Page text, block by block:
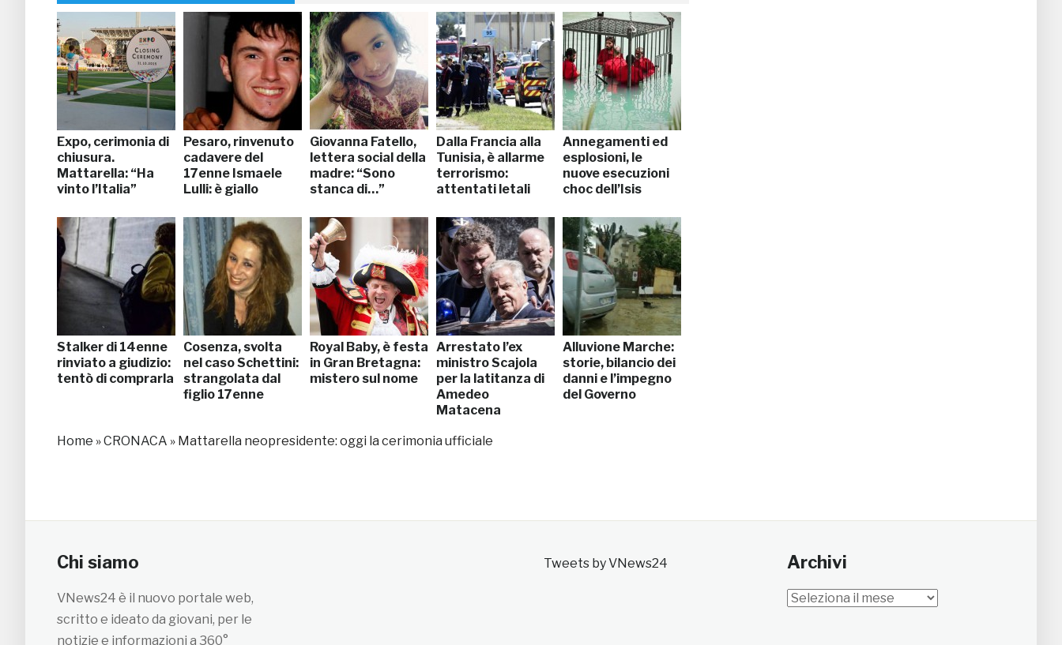
Expo, cerimonia di
chiusura.
Mattarella: “Ha
vinto l’Italia”
Pesaro, rinvenuto
cadavere del
17enne Ismaele
Lulli: è giallo
Giovanna Fatello,
lettera social della
madre: “Sono
stanca di…”
Dalla Francia alla
Tunisia, è allarme
terrorismo:
attentati letali
Annegamenti ed
esplosioni, le
nuove esecuzioni
choc dell’Isis
Stalker di 14enne
rinviato a giudizio:
tentò di comprarla
Cosenza, svolta
nel caso Schettini:
strangolata dal
figlio 17enne
Royal Baby, è festa
in Gran Bretagna:
mistero sul nome
Arrestato l’ex
ministro Scajola
per la latitanza di
Amedeo
Matacena
Alluvione Marche:
storie, bilancio dei
danni e l’impegno
del Governo
Home »CRONACA » Mattarella neopresidente: oggi la cerimonia ufficiale
Chi siamo
VNews24 è il nuovo portale web,
scritto e ideato da giovani, per le
notizie e informazioni a 360°
Tweets by VNews24 Archivi
Archivi